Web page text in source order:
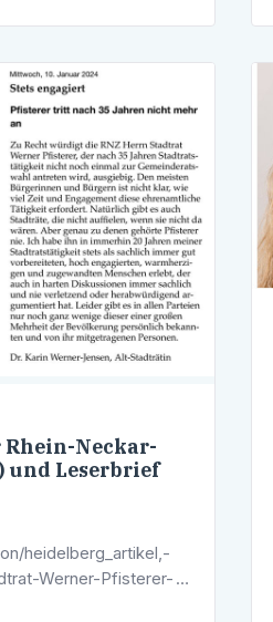
Neckar-
und Leserbrief
heidelberg_artikel,-
Werner-Pfisterer-